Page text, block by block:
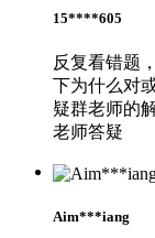
15****605
反复看错题
下为什么对
疑群老师的
老师答疑
Aim***iang